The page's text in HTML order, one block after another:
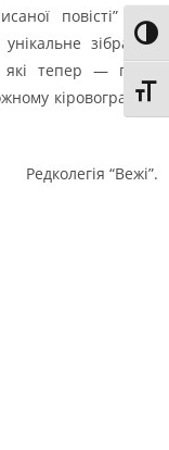
повісті” про
зібрання
тепер — після
кіровоградцю
Редколегія “Вежі”.